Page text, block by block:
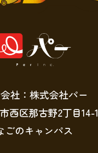
社：株式会社パー
西区那古野2丁目14-1
ごのキャンパス